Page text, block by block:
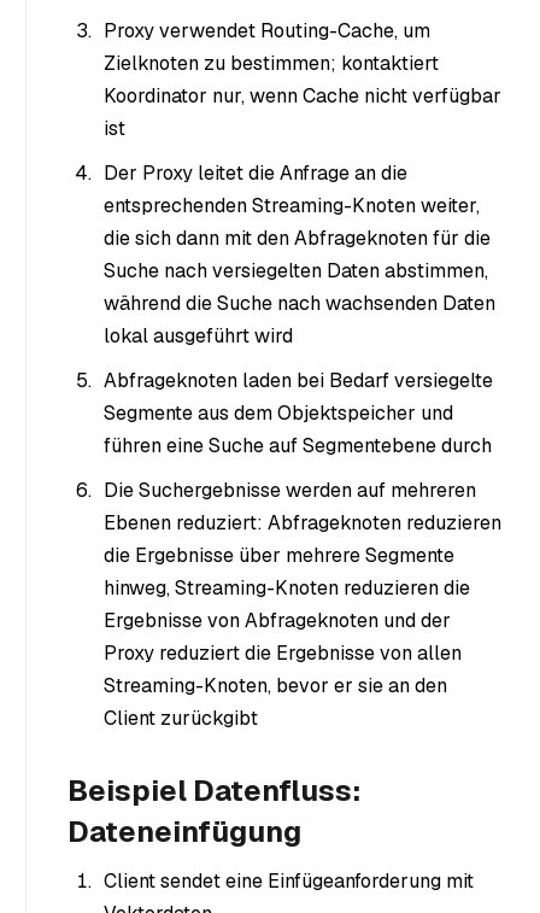
Proxy verwendet Routing-Cache, um
Zielknoten zu bestimmen; kontaktiert
Koordinator nur, wenn Cache nicht verfügbar
ist
Der Proxy leitet die Anfrage an die
entsprechenden Streaming-Knoten weiter,
die sich dann mit den Abfrageknoten für die
Suche nach versiegelten Daten abstimmen,
während die Suche nach wachsenden Daten
lokal ausgeführt wird
Abfrageknoten laden bei Bedarf versiegelte
Segmente aus dem Objektspeicher und
führen eine Suche auf Segmentebene durch
Die Suchergebnisse werden auf mehreren
Ebenen reduziert: Abfrageknoten reduzieren
die Ergebnisse über mehrere Segmente
hinweg, Streaming-Knoten reduzieren die
Ergebnisse von Abfrageknoten und der
Proxy reduziert die Ergebnisse von allen
Streaming-Knoten, bevor er sie an den
Client zurückgibt
Beispiel Datenfluss:
Dateneinfügung
Client sendet eine Einfügeanforderung mit